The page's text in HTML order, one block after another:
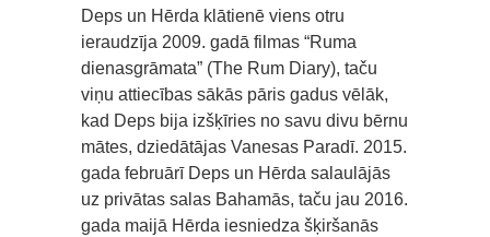
Deps un Hērda klātienē viens otru
ieraudzīja 2009. gadā filmas “Ruma
dienasgrāmata” (The Rum Diary), taču
viņu attiecības sākās pāris gadus vēlāk,
kad Deps bija izšķīries no savu divu bērnu
mātes, dziedātājas Vanesas Paradī. 2015.
gada februārī Deps un Hērda salaulājās
uz privātas salas Bahamās, taču jau 2016.
gada maijā Hērda iesniedza šķiršanās